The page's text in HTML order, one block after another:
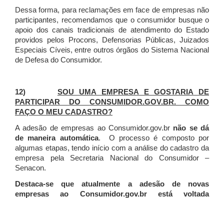
Dessa forma, para reclamações em face de empresas não
participantes, recomendamos que o consumidor busque o
apoio dos canais tradicionais de atendimento do Estado
providos pelos Procons, Defensorias Públicas, Juizados
Especiais Cíveis, entre outros órgãos do Sistema Nacional
de Defesa do Consumidor.
12) SOU UMA EMPRESA E GOSTARIA DE
PARTICIPAR DO CONSUMIDOR.GOV.BR. COMO
FAÇO O MEU CADASTRO?
A adesão de empresas ao Consumidor.gov.br não se dá
de maneira automática. O processo é composto por
algumas etapas, tendo início com a análise do cadastro da
empresa pela Secretaria Nacional do Consumidor –
Senacon.
Destaca-se que atualmente a adesão de novas
empresas ao Consumidor.gov.br está voltada